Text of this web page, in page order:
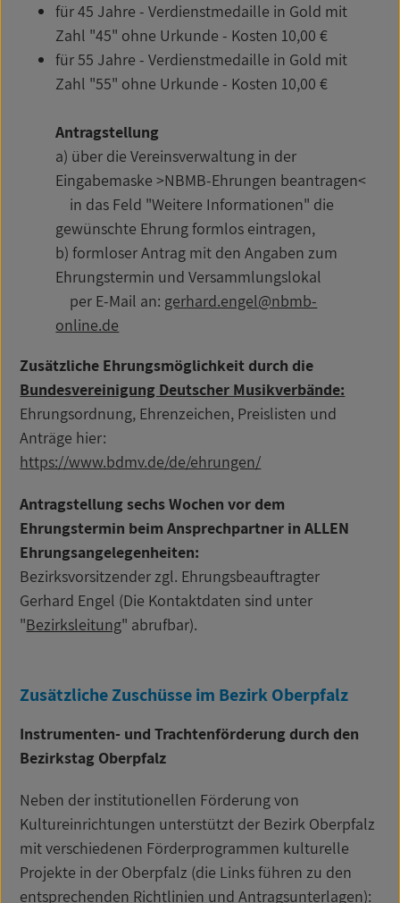
für 45 Jahre - Verdienstmedaille in Gold mit
Zahl "45" ohne Urkunde - Kosten 10,00 €
für 55 Jahre - Verdienstmedaille in Gold mit
Zahl "55" ohne Urkunde - Kosten 10,00 €
Antragstellung
a) über die Vereinsverwaltung in der
Eingabemaske >NBMB-Ehrungen beantragen<
in das Feld "Weitere Informationen" die
gewünschte Ehrung formlos eintragen,
b) formloser Antrag mit den Angaben zum
Ehrungstermin und Versammlungslokal
per E-Mail an: gerhard.engel@nbmb-
online.de
Zusätzliche Ehrungsmöglichkeit durch die
Bundesvereinigung Deutscher Musikverbände:
Ehrungsordnung, Ehrenzeichen, Preislisten und
Anträge hier:
https://www.bdmv.de/de/ehrungen/
Antragstellung sechs Wochen vor dem
Ehrungstermin beim Ansprechpartner in ALLEN
Ehrungsangelegenheiten:
Bezirksvorsitzender zgl. Ehrungsbeauftragter
Gerhard Engel (Die Kontaktdaten sind unter
"Bezirksleitung" abrufbar).
Zusätzliche Zuschüsse im Bezirk Oberpfalz
Instrumenten- und Trachtenförderung durch den
Bezirkstag Oberpfalz
Neben der institutionellen Förderung von
Kultureinrichtungen unterstützt der Bezirk Oberpfalz
mit verschiedenen Förderprogrammen kulturelle
Projekte in der Oberpfalz (die Links führen zu den
entsprechenden Richtlinien und Antragsunterlagen):